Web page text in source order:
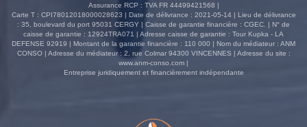
Assurance RCP : TVA FR 44499421568 |
Carte T : CPI78012018000028623 | Date de délivrance : 2021-05-14 | Lieu de délivrance
: 35, boulevard du port 95031 CERGY | Caisse de garantie financière : CGEC. | N° de
caisse de garantie : 12924TRA071 | Adresse caisse de garantie : Tour Kupka - LA
DEFENSE 92919 | Montant de la garantie financière : 110 000 | Nom du médiateur : ANM
CONSO | Adresse du médiateur : 2, rue Colmar 94300 VINCENNES | Adresse du site :
www.anm-conso.com |
Entreprise juridiquement et financièrement indépendante